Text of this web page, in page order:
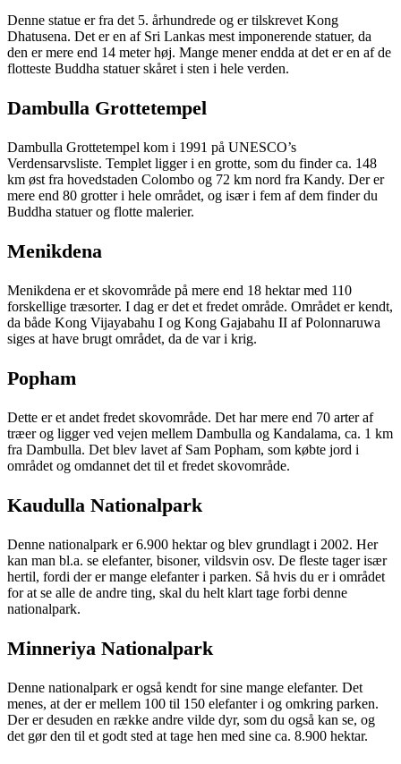
Denne statue er fra det 5. århundrede og er tilskrevet Kong
Dhatusena. Det er en af Sri Lankas mest imponerende statuer, da
den er mere end 14 meter høj. Mange mener endda at det er en af de
flotteste Buddha statuer skåret i sten i hele verden.
Dambulla Grottetempel
Dambulla Grottetempel kom i 1991 på UNESCO’s
Verdensarvsliste. Templet ligger i en grotte, som du finder ca. 148
km øst fra hovedstaden Colombo og 72 km nord fra Kandy. Der er
mere end 80 grotter i hele området, og især i fem af dem finder du
Buddha statuer og flotte malerier.
Menikdena
Menikdena er et skovområde på mere end 18 hektar med 110
forskellige træsorter. I dag er det et fredet område. Området er kendt,
da både Kong Vijayabahu I og Kong Gajabahu II af Polonnaruwa
siges at have brugt området, da de var i krig.
Popham
Dette er et andet fredet skovområde. Det har mere end 70 arter af
træer og ligger ved vejen mellem Dambulla og Kandalama, ca. 1 km
fra Dambulla. Det blev lavet af Sam Popham, som købte jord i
området og omdannet det til et fredet skovområde.
Kaudulla Nationalpark
Denne nationalpark er 6.900 hektar og blev grundlagt i 2002. Her
kan man bl.a. se elefanter, bisoner, vildsvin osv. De fleste tager især
hertil, fordi der er mange elefanter i parken. Så hvis du er i området
for at se alle de andre ting, skal du helt klart tage forbi denne
nationalpark.
Minneriya Nationalpark
Denne nationalpark er også kendt for sine mange elefanter. Det
menes, at der er mellem 100 til 150 elefanter i og omkring parken.
Der er desuden en række andre vilde dyr, som du også kan se, og
det gør den til et godt sted at tage hen med sine ca. 8.900 hektar.